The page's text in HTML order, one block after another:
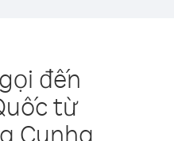
đến
từ
Cunha